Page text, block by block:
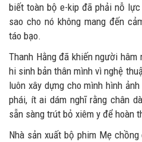
biết toàn bộ e-kip đã phải nỗ
sao cho nó không mang đến
táo bạo.
Thanh Hằng đã khiến người
hi sinh bản thân mình vì nghệ
luôn xây dựng cho mình hình
phái, ít ai dám nghĩ rằng chân
sẵn sàng trút bỏ xiêm y để hoàn
Nhà sản xuất bộ phim Mẹ